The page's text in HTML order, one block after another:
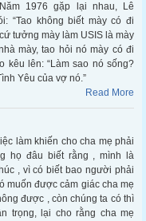
1976 gặp lại nhau, Lê
“Tao không biết mày có đi
tưởng mày làm USIS là mày
mày, tao hỏi nó mày có đi
kêu lên: “Làm sao nó sống?
Yêu của vợ nó.”
Read More
làm khiến cho cha mẹ phải
họ đâu biết rằng , mình là
, vì có biết bao người phải
muốn được cảm giác cha mẹ
được , còn chúng ta có thì
trọng, lại cho rằng cha mẹ